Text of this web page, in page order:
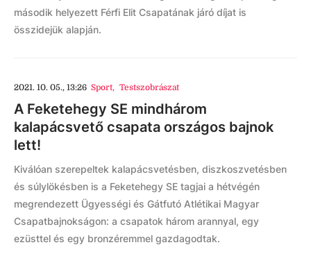
második helyezett Férfi Elit Csapatának járó díjat is
összidejük alapján.
2021. 10. 05., 13:26 Sport, Testszobrászat
A Feketehegy SE mindhárom
kalapácsvető csapata országos bajnok
lett!
Kiválóan szerepeltek kalapácsvetésben, diszkoszvetésben
és súlylökésben is a Feketehegy SE tagjai a hétvégén
megrendezett Ügyességi és Gátfutó Atlétikai Magyar
Csapatbajnokságon: a csapatok három arannyal, egy
ezüsttel és egy bronzéremmel gazdagodtak.